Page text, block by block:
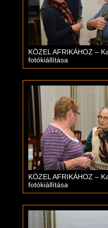
KÖZEL AFRIKÁHOZ –
fotókiállítása
KÖZEL AFRIKÁHOZ –
fotókiállítása